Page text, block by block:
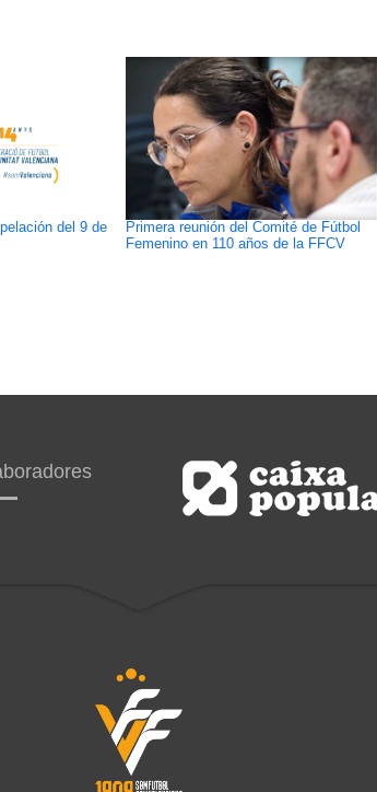
del 9 de
Primera reunión del Comité de Fútbol
Femenino en 110 años de la FFCV